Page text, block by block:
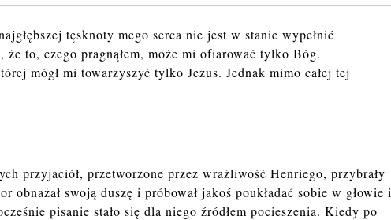
tęsknoty mego serca nie jest w stanie wypełnić
że to, czego pragnąłem, może mi ofiarować tylko Bóg.
mógł mi towarzyszyć tylko Jezus. Jednak mimo całej tej
przyjaciół, przetworzone przez wrażliwość Henriego, przybrały
swoją duszę i próbował jakoś poukładać sobie w głowie i
pisanie stało się dla niego źródłem pocieszenia. Kiedy po